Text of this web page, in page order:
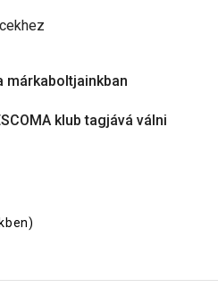
márkaboltjainkban
klub tagjává válni